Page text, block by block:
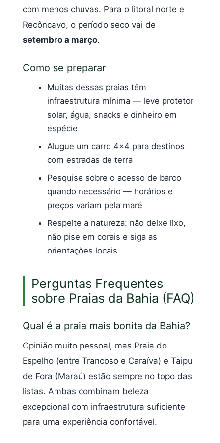
com menos chuvas. Para o litoral norte e
Recôncavo, o período seco vai de
setembro a março.
Como se preparar
Muitas dessas praias têm
infraestrutura mínima — leve protetor
solar, água, snacks e dinheiro em
espécie
Alugue um carro 4×4 para destinos
com estradas de terra
Pesquise sobre o acesso de barco
quando necessário — horários e
preços variam pela maré
Respeite a natureza: não deixe lixo,
não pise em corais e siga as
orientações locais
Perguntas Frequentes
sobre Praias da Bahia (FAQ)
Qual é a praia mais bonita da Bahia?
Opinião muito pessoal, mas Praia do
Espelho (entre Trancoso e Caraíva) e Taipu
de Fora (Maraú) estão sempre no topo das
listas. Ambas combinam beleza
excepcional com infraestrutura suficiente
para uma experiência confortável.